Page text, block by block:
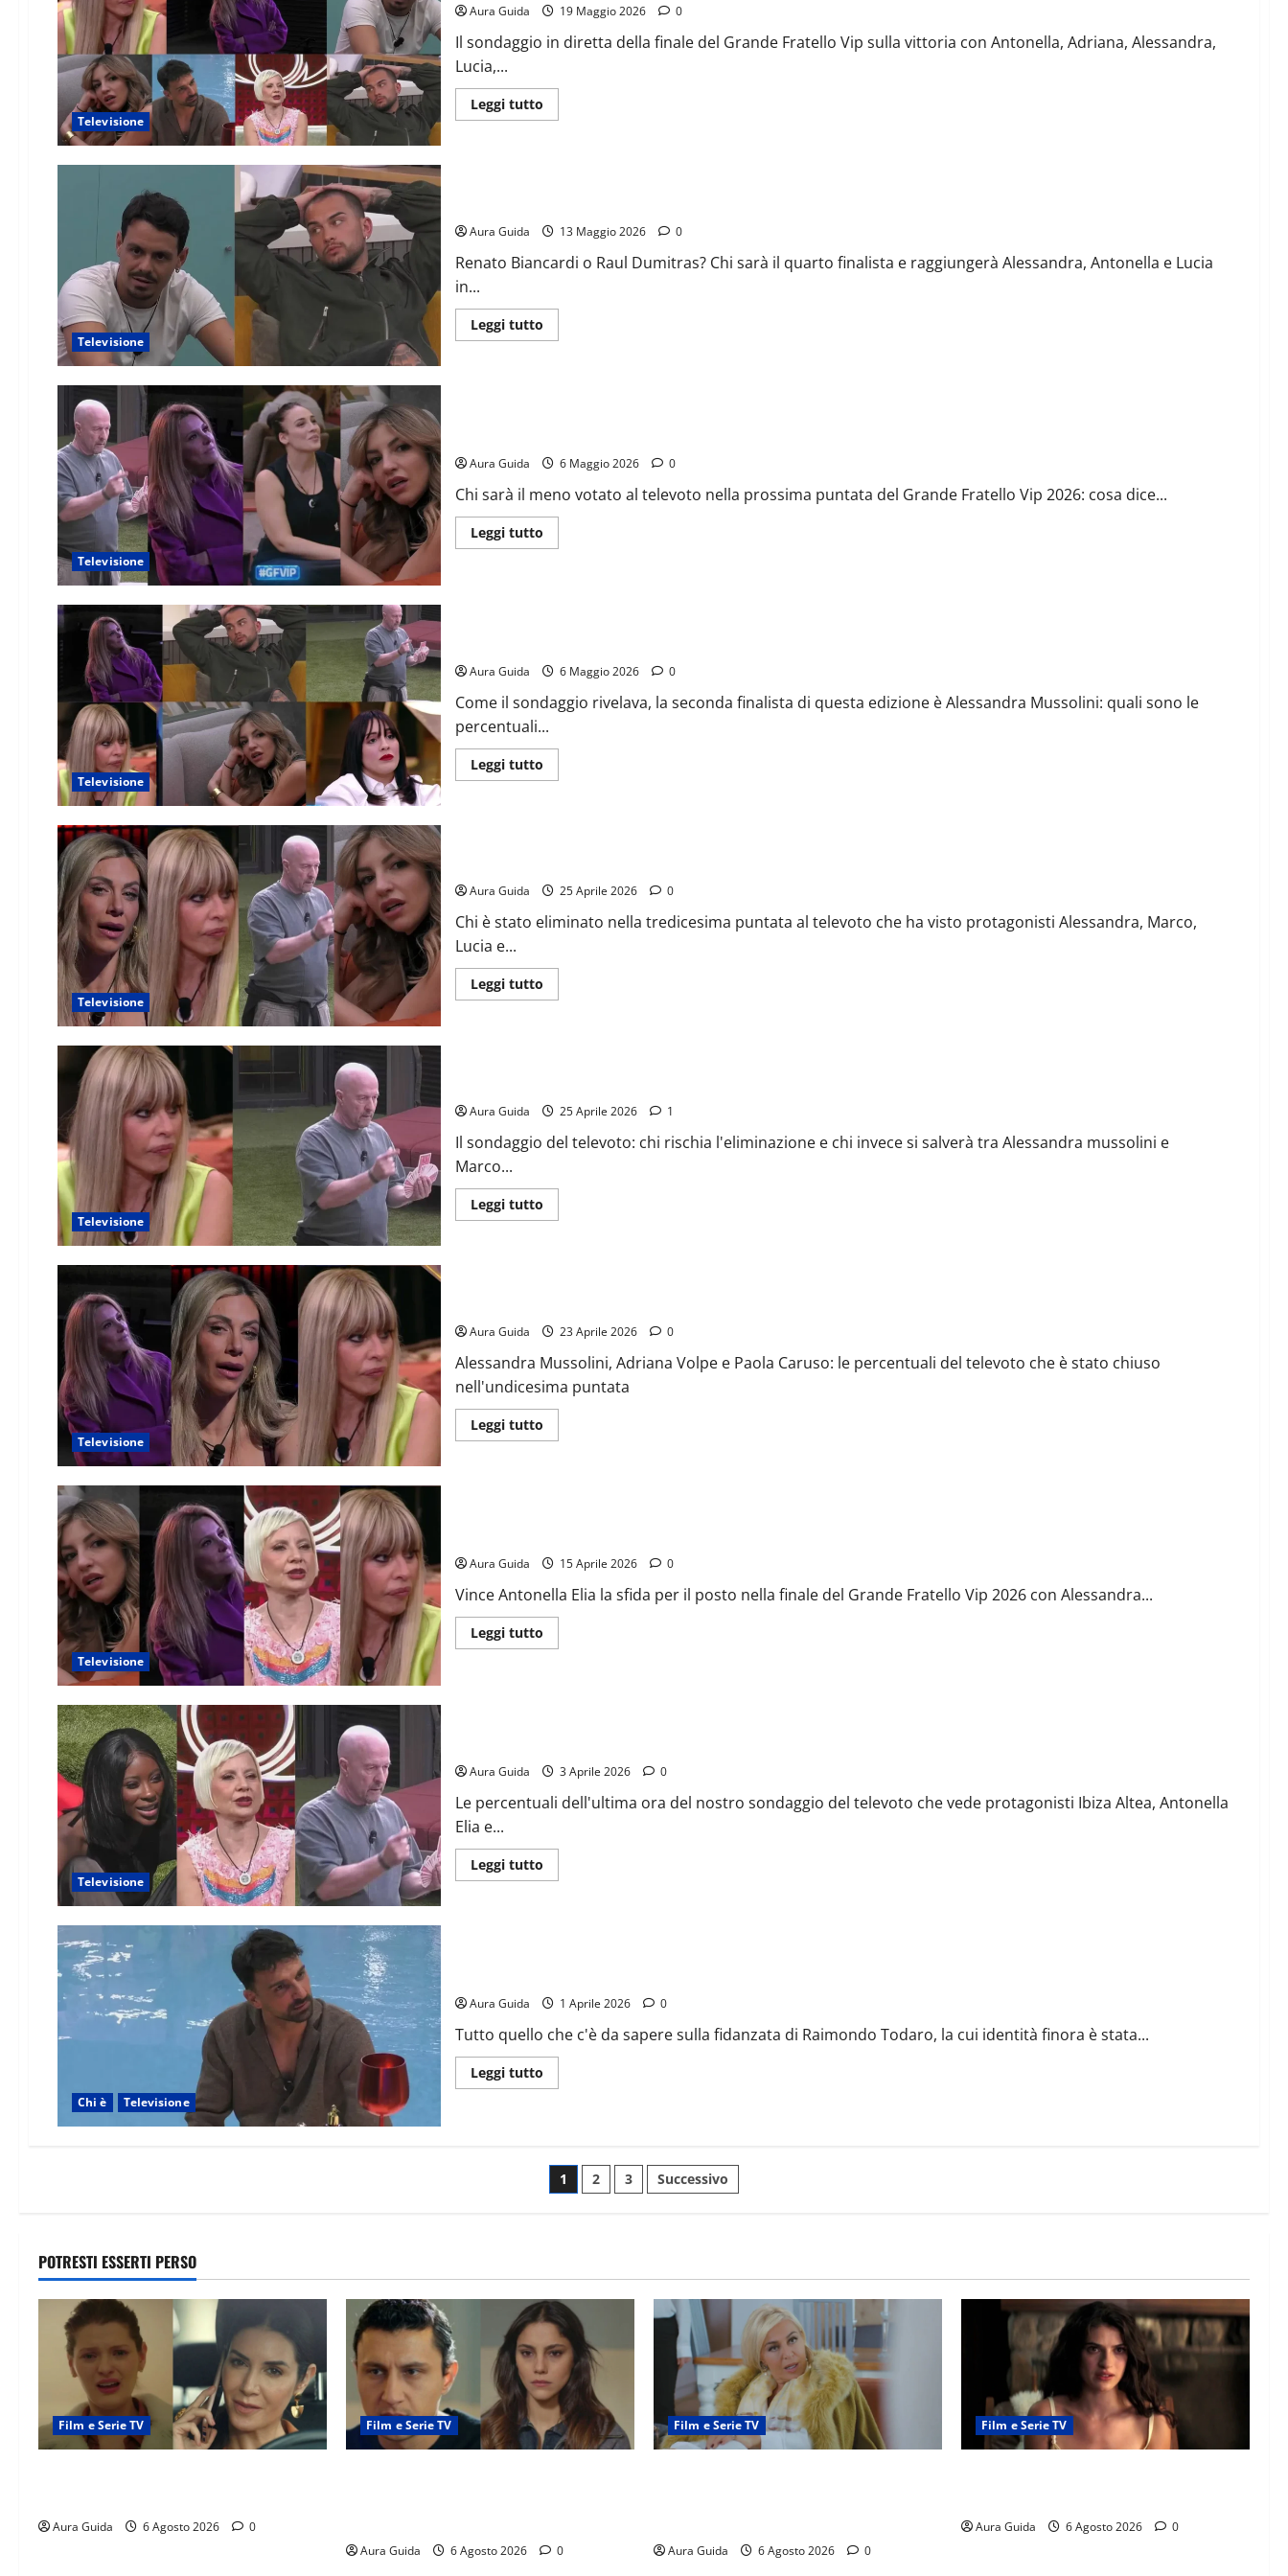
Televisione
Aura Guida 19 Maggio 2026 0
Il sondaggio in diretta della finale del Grande Fratello Vip sulla vittoria con Antonella, Adriana, Alessandra,
Lucia,...
Leggi tutto
Televisione
Aura Guida 13 Maggio 2026 0
Renato Biancardi o Raul Dumitras? Chi sarà il quarto finalista e raggiungerà Alessandra, Antonella e Lucia
in...
Leggi tutto
Televisione
Aura Guida 6 Maggio 2026 0
Chi sarà il meno votato al televoto nella prossima puntata del Grande Fratello Vip 2026: cosa dice...
Leggi tutto
Televisione
Aura Guida 6 Maggio 2026 0
Come il sondaggio rivelava, la seconda finalista di questa edizione è Alessandra Mussolini: quali sono le
percentuali...
Leggi tutto
Televisione
Aura Guida 25 Aprile 2026 0
Chi è stato eliminato nella tredicesima puntata al televoto che ha visto protagonisti Alessandra, Marco,
Lucia e...
Leggi tutto
Televisione
Aura Guida 25 Aprile 2026 1
Il sondaggio del televoto: chi rischia l'eliminazione e chi invece si salverà tra Alessandra mussolini e
Marco...
Leggi tutto
Televisione
Aura Guida 23 Aprile 2026 0
Alessandra Mussolini, Adriana Volpe e Paola Caruso: le percentuali del televoto che è stato chiuso
nell'undicesima puntata
Leggi tutto
Televisione
Aura Guida 15 Aprile 2026 0
Vince Antonella Elia la sfida per il posto nella finale del Grande Fratello Vip 2026 con Alessandra...
Leggi tutto
Televisione
Aura Guida 3 Aprile 2026 0
Le percentuali dell'ultima ora del nostro sondaggio del televoto che vede protagonisti Ibiza Altea, Antonella
Elia e...
Leggi tutto
Chi è Televisione
Aura Guida 1 Aprile 2026 0
Tutto quello che c'è da sapere sulla fidanzata di Raimondo Todaro, la cui identità finora è stata...
Leggi tutto
1 2 3 Successivo
POTRESTI ESSERTI PERSO
Film e Serie TV
Aura Guida 6 Agosto 2026 0
Film e Serie TV
Aura Guida 6 Agosto 2026 0
Film e Serie TV
Aura Guida 6 Agosto 2026 0
Film e Serie TV
Aura Guida 6 Agosto 2026 0